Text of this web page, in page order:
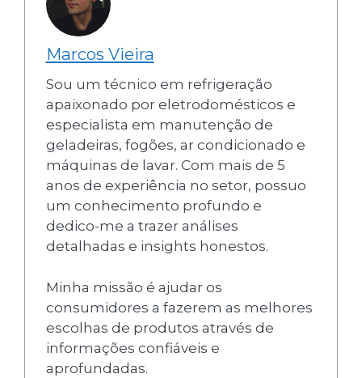
Marcos Vieira
Sou um técnico em refrigeração
apaixonado por eletrodomésticos e
especialista em manutenção de
geladeiras, fogões, ar condicionado e
máquinas de lavar. Com mais de 5
anos de experiência no setor, possuo
um conhecimento profundo e
dedico-me a trazer análises
detalhadas e insights honestos.
Minha missão é ajudar os
consumidores a fazerem as melhores
escolhas de produtos através de
informações confiáveis e
aprofundadas.